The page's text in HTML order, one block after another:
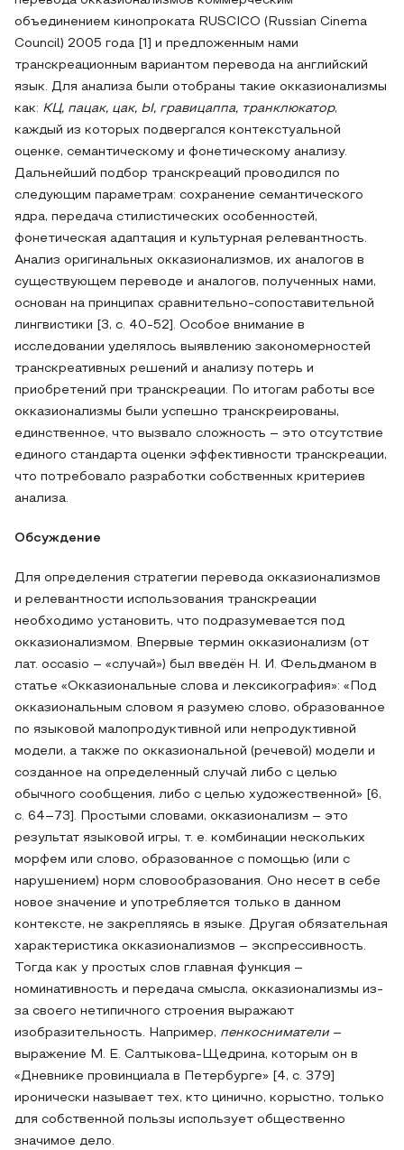
объединением кинопроката RUSCICO (Russian Cinema
Council) 2005 года [1] и предложенным нами
транскреационным вариантом перевода на английский
язык. Для анализа были отобраны такие окказионализмы
как: КЦ, пацак, цак, Ы, гравицаппа, транклюкатор,
каждый из которых подвергался контекстуальной
оценке, семантическому и фонетическому анализу.
Дальнейший подбор транскреаций проводился по
следующим параметрам: сохранение семантического
ядра, передача стилистических особенностей,
фонетическая адаптация и культурная релевантность.
Анализ оригинальных окказионализмов, их аналогов в
существующем переводе и аналогов, полученных нами,
основан на принципах сравнительно-сопоставительной
лингвистики [3, с. 40-52]. Особое внимание в
исследовании уделялось выявлению закономерностей
транскреативных решений и анализу потерь и
приобретений при транскреации. По итогам работы все
окказионализмы были успешно транскреированы,
единственное, что вызвало сложность – это отсутствие
единого стандарта оценки эффективности транскреации,
что потребовало разработки собственных критериев
анализа.
Обсуждение
Для определения стратегии перевода окказионализмов
и релевантности использования транскреации
необходимо установить, что подразумевается под
окказионализмом. Впервые термин окказионализм (от
лат. occasio – «случай») был введён Н. И. Фельдманом в
статье «Окказиональные слова и лексикография»: «Под
окказиональным словом я разумею слово, образованное
по языковой малопродуктивной или непродуктивной
модели, а также по окказиональной (речевой) модели и
созданное на определенный случай либо с целью
обычного сообщения, либо с целью художественной» [6,
с. 64–73]. Простыми словами, окказионализм – это
результат языковой игры, т. е. комбинации нескольких
морфем или слово, образованное с помощью (или с
нарушением) норм словообразования. Оно несет в себе
новое значение и употребляется только в данном
контексте, не закрепляясь в языке. Другая обязательная
характеристика окказионализмов – экспрессивность.
Тогда как у простых слов главная функция –
номинативность и передача смысла, окказионализмы из-
за своего нетипичного строения выражают
изобразительность. Например, пенкосниматели –
выражение М. Е. Салтыкова-Щедрина, которым он в
«Дневнике провинциала в Петербурге» [4, с. 379]
иронически называет тех, кто цинично, корыстно, только
для собственной пользы использует общественно
значимое дело.